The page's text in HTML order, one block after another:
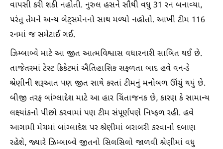
વાપસી કરી શકી નહોતી. નુરુલ હસને સૌથી વધુ 31 રન બનાવ્યા,
પરંતુ તેમને અન્ય બેટ્સમેનનો સાથ મળ્યો નહોતો. આખી ટીમ 116
રનમાં જ સમેટાઈ ગઈ.
ઝિમ્બાબ્વે માટે આ જીત આત્મવિશ્વાસ વધારનારી સાબિત થઈ છે.
તાજેતરમાં ટેસ્ટ ક્રિકેટમાં ઐતિહાસિક સફળતા બાદ હવે વન-ડે
શ્રેણીની શરૂઆત પણ જીત સાથે કરતાં ટીમનું મનોબળ ઊંચું થયું છે.
બીજી તરફ બાંગ્લાદેશ માટે આ હાર ચિંતાજનક છે, કારણ કે સામાન્ય
લક્ષ્‍યાંકનો પીછો કરવામાં પણ ટીમ સંપૂર્ણપણે નિષ્ફળ રહી. હવે
આગામી મેચમાં બાંગ્લાદેશ પર શ્રેણીમાં બરાબરી કરવાનો દબાણ
રહેશે, જ્યારે ઝિમ્બાબ્વે જીતનો સિલસિલો જાળવી શ્રેણીમાં વધુ